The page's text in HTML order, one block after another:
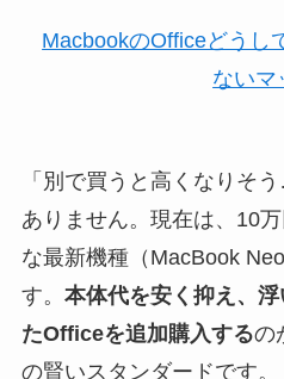
MacbookのOfficeどうし
ないマ
「別で買うと高くなりそ
ありません。現在は、10
な最新機種（MacBook
す。 本体代を安く抑え、
たOfficeを追加購入するの
の賢いスタンダードです。